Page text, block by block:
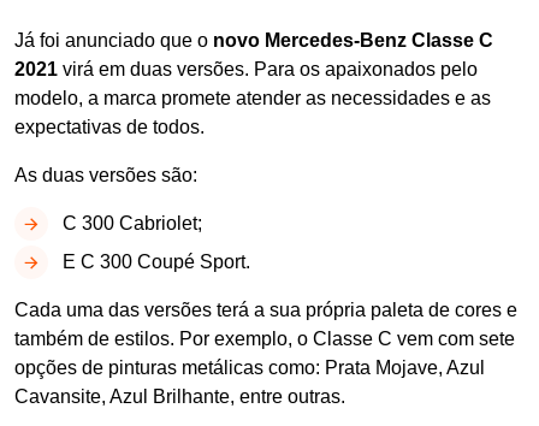
Já foi anunciado que o novo Mercedes-Benz Classe C
2021 virá em duas versões. Para os apaixonados pelo
modelo, a marca promete atender as necessidades e as
expectativas de todos.
As duas versões são:
C 300 Cabriolet;
E C 300 Coupé Sport.
Cada uma das versões terá a sua própria paleta de cores e
também de estilos. Por exemplo, o Classe C vem com sete
opções de pinturas metálicas como: Prata Mojave, Azul
Cavansite, Azul Brilhante, entre outras.